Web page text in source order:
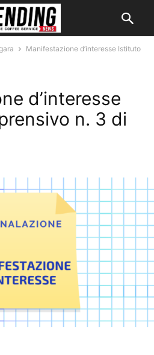
Manifestazione d’interesse Istituto
d’interesse
n. 3 di